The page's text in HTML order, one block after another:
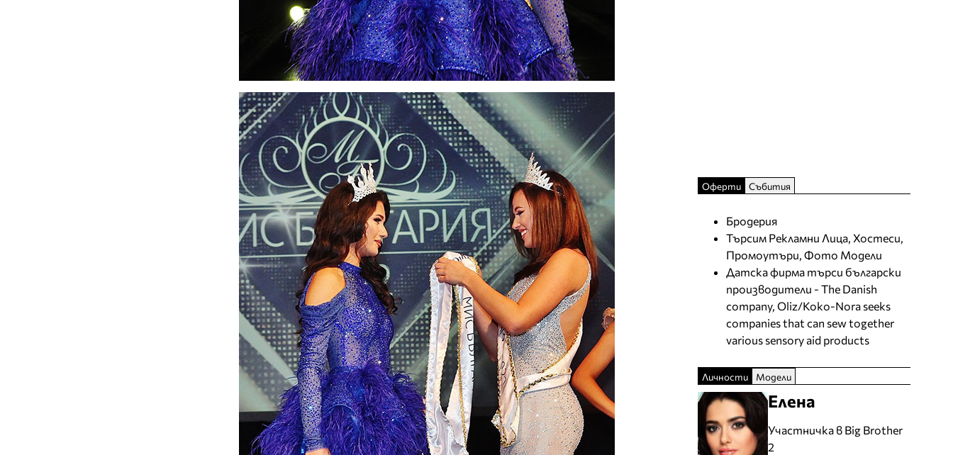
Оферти Събития
Бродерия
Търсим Рекламни Лица, Хостеси,
Промоутъри, Фото Модели
Датска фирма търси български
производители - The Danish
company, Oliz/Koko-Nora seeks
companies that can sew together
various sensory aid products
Личности Модели
Елена
Участничка в Big Brother
2